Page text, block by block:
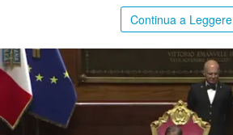
Continua a Leggere